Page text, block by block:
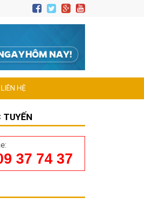
LIÊN HỆ
TUYẾN
37 74 37